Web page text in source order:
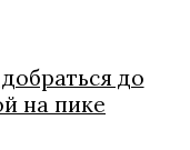
до
на пике